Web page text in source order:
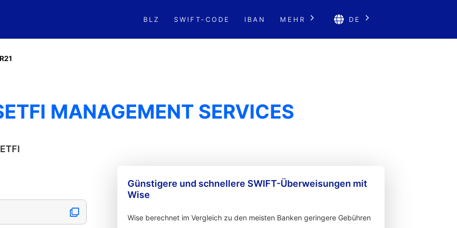
BLZ SWIFT-CODE IBAN MEHR DE
MANAGEMENT SERVICES
Günstigere und schnellere SWIFT-Überweisungen mit
Wise
Wise berechnet im Vergleich zu den meisten Banken geringere Gebühren